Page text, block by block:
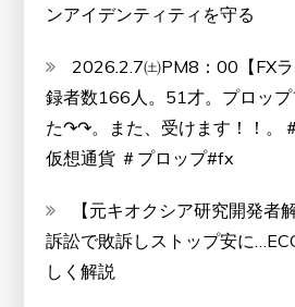
ンアイデンティティを守る
2026.2.7㈯PM8：00【FX
録者数166人。51才。プロッ
た↷↷。また、受けます！！。
仮想通貨 ＃プロップ#fx
【元キオクシア研究開発者
訴訟で敗訴しストップ安に
しく解説